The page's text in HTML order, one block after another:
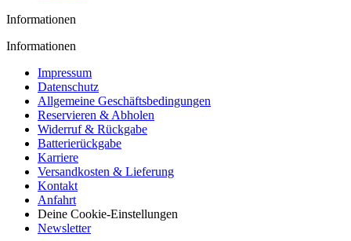
Informationen
Informationen
Impressum
Datenschutz
Allgemeine Geschäftsbedingungen
Reservieren & Abholen
Widerruf & Rückgabe
Batterierückgabe
Karriere
Versandkosten & Lieferung
Kontakt
Anfahrt
Deine Cookie-Einstellungen
Newsletter